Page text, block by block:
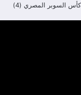
كأس السوبر المصري (4)